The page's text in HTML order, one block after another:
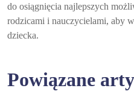
do osiągnięcia najlepszych
rodzicami i nauczycielami, aby
dziecka.
Powiązane